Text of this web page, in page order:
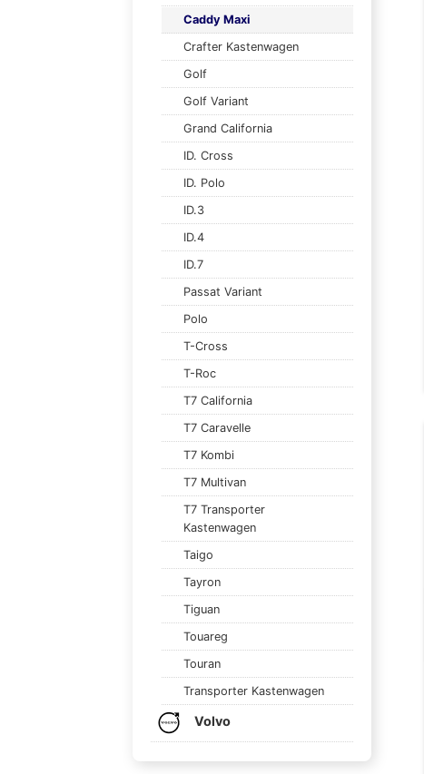
Caddy Maxi
Crafter Kastenwagen
Golf
Golf Variant
Grand California
ID. Cross
ID. Polo
ID.3
ID.4
ID.7
Passat Variant
Polo
T-Cross
T-Roc
T7 California
T7 Caravelle
T7 Kombi
T7 Multivan
T7 Transporter
Kastenwagen
Taigo
Tayron
Tiguan
Touareg
Touran
Transporter Kastenwagen
Volvo